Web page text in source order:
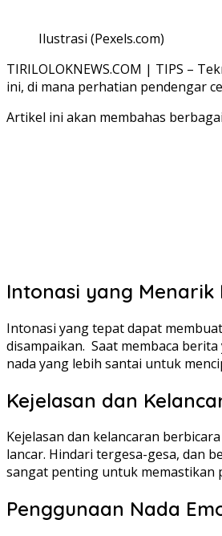
Ilustrasi (Pexels.com)
TIRILOLOKNEWS.COM | TIPS –
ini, di mana perhatian pendengar
Artikel ini akan membahas
Intonasi yang Menarik
Intonasi yang tepat dapat
disampaikan. Saat membaca
nada yang lebih santai untuk
Kejelasan dan
Kejelasan dan kelancaran
lancar. Hindari tergesa-gesa, dan
sangat penting untuk memastikan
Penggunaan Nada